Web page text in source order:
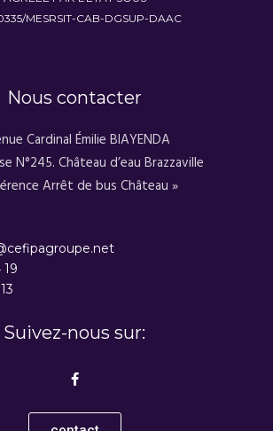
MESRSIT-CAB-DGSUP-DAAC
Nous contacter
Cardinal Émilie BIAYENDA
N°245. Château d’eau Brazzaville
Arrêt de bus Château »
Suivez-nous sur:
F
a
e
b